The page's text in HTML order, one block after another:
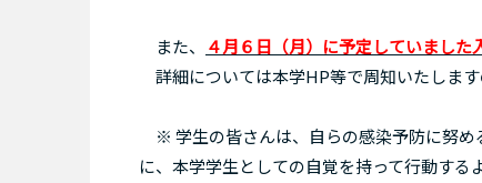
また、
４月６日（月）に予定していました
詳細については本学HP等で周知いたしま
※ 学生の皆さんは、自らの感染予防に努め
に、本学学生としての自覚を持って行動する